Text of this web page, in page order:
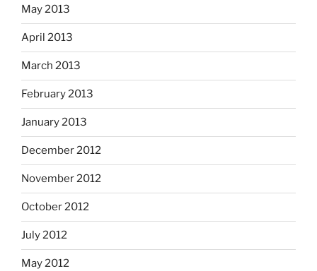
May 2013
April 2013
March 2013
February 2013
January 2013
December 2012
November 2012
October 2012
July 2012
May 2012